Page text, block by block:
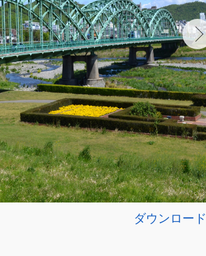
ダウンロード